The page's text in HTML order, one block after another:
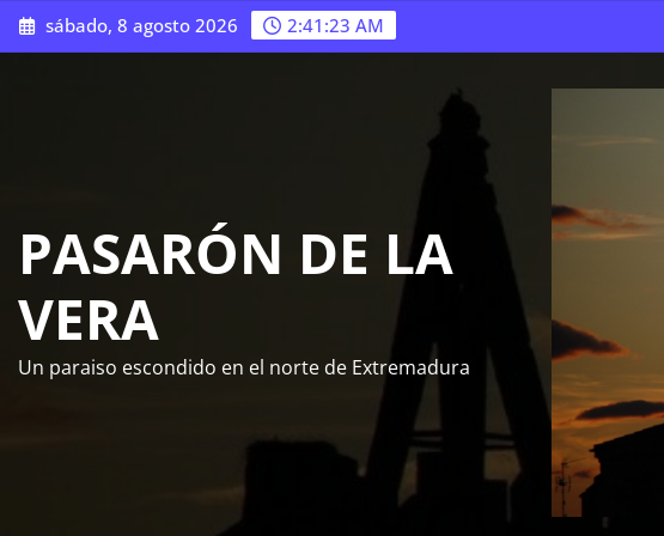
Saltar
al
sábado, 8 agosto 2026 2:41:24 AM
PASARÓN DE LA
VERA
Un paraiso escondido en el norte de Extremadura